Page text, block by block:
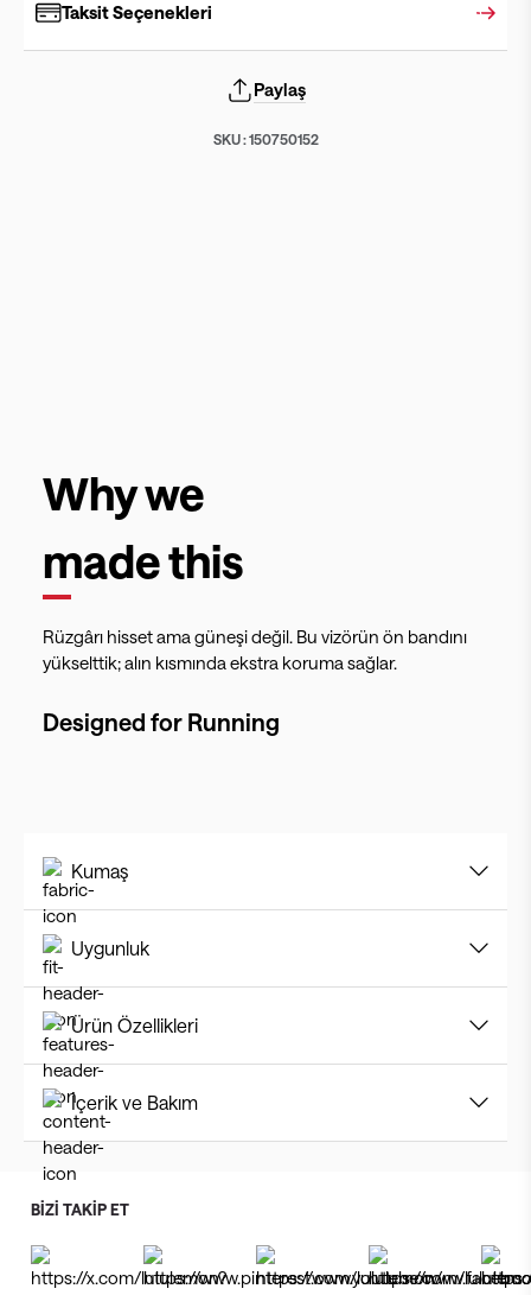
Taksit Seçenekleri
Paylaş
SKU :150750152
Why we
made this
Rüzgârı hisset ama güneşi değil. Bu vizörün ön bandını
yükselttik; alın kısmında ekstra koruma sağlar.
Designed for Running
Kumaş
Uygunluk
Ürün Özellikleri
İçerik ve Bakım
BİZİ TAKİP ET